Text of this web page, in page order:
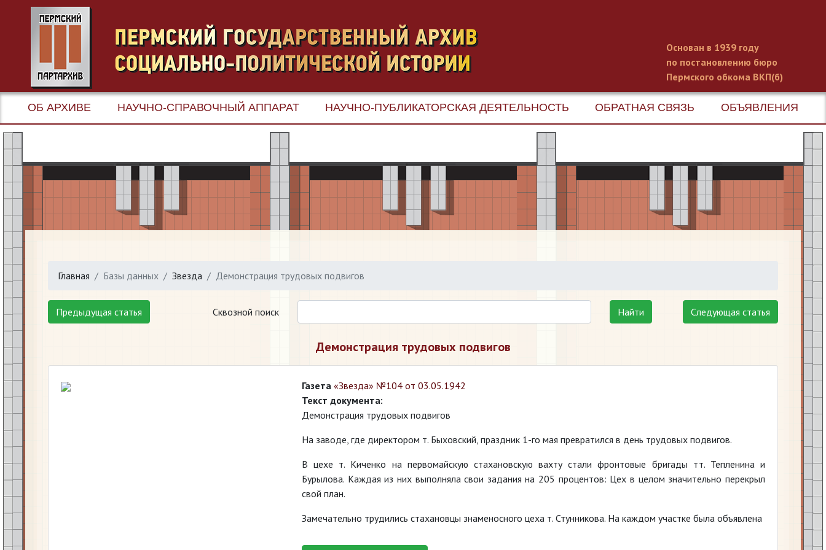
Основан в 1939 году
по постановлению бюро
Пермского обкома ВКП(б)
ОБ АРХИВЕ НАУЧНО-СПРАВОЧНЫЙ АППАРАТ НАУЧНО-ПУБЛИКАТОРСКАЯ ДЕЯТЕЛЬНОСТЬ ОБРАТНАЯ СВЯЗЬ ОБЪЯВЛЕНИЯ
Главная Базы данных Звезда Демонстрация трудовых подвигов
Предыдущая статья Сквозной поиск Найти Следующая статья
Демонстрация трудовых подвигов
Газета «Звезда» №104 от 03.05.1942
Текст документа:
Демонстрация трудовых подвигов
На заводе, где директором т. Быховский, праздник 1-го мая превратился в день трудовых подвигов.
В цехе т. Киченко на первомайскую стахановскую вахту стали фронтовые бригады тт. Тепленина и
Бурылова. Каждая из них выполняла свои задания на 205 процентов: Цех в целом значительно перекрыл
свой план.
Замечательно трудились стахановцы знаменосного цеха т. Стунникова. На каждом участке была объявлена